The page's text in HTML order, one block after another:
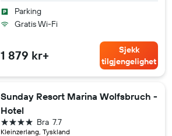
Parking
Gratis Wi-Fi
1 879 kr+
Sjekk
tilgjengelighet
Sunday Resort Marina Wolfsbruch -
Hotel
Kleinzerlang, Tyskland
7.7
Bra
4 stjerner